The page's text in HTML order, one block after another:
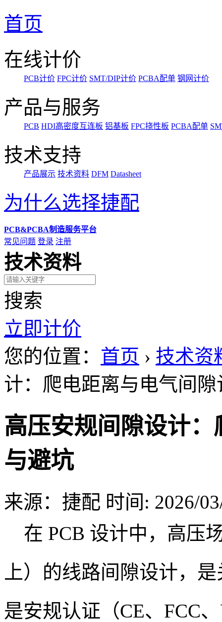
首页
在线计价
PCB计价 FPC计价 SMT/DIP计价 PCBA配单 钢网计价
产品与服务
PCB HDI高密度互连板 铝基板 FPC挠性板 PCBA配单
技术支持
产品展示 技术资料 DFM Datasheet
为什么选择捷配
PCB&PCBA制造服务平台
常见问题 登录 注册
技术资料
搜索
立即计价
您的位置： 首页 › 技术资
计：爬电距离与电气间
高压安规间隙设计
与避坑
来源：捷配 时间: 2026/
在 PCB 设计中，高压
上）的线路间隙设计，
是安规认证（CE、FCC